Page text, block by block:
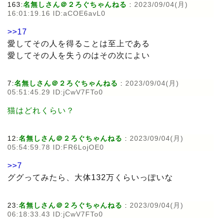
163:名無しさん＠２ろぐちゃんねる : 2023/09/04(月)
16:01:19.16 ID:aCOE6avL0
>>17
愛してその人を得ることは至上である
愛してその人を失うのはその次によい
7:名無しさん＠２ろぐちゃんねる : 2023/09/04(月)
05:51:45.29 ID:jCwV7FTo0
猫はどれくらい？
12:名無しさん＠２ろぐちゃんねる : 2023/09/04(月)
05:54:59.78 ID:FR6LojOE0
>>7
ググってみたら、大体132万くらいっぽいな
23:名無しさん＠２ろぐちゃんねる : 2023/09/04(月)
06:18:33.43 ID:jCwV7FTo0